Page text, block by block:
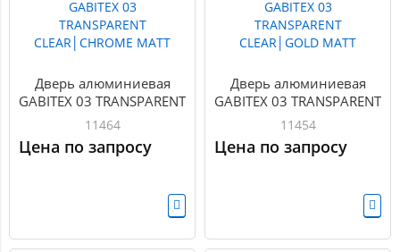
Дверь алюминиевая
GABITEX 03 TRANSPARENT
CLEAR│CHROME MATT
11464
Цена по запросу
Дверь алюминиевая
GABITEX 03 TRANSPARENT
CLEAR│GOLD MATT
11454
Цена по запросу